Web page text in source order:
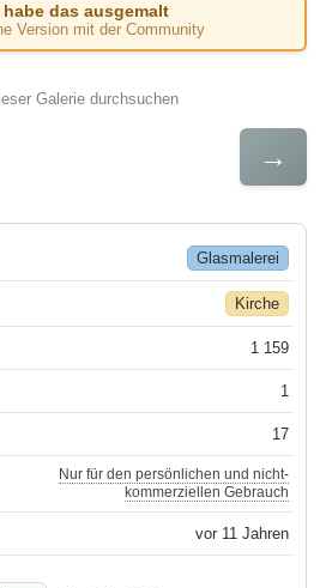
habe das ausgemalt
Version mit der Community
Galerie durchsuchen
→
Glasmalerei
Kirche
1 159
1
17
Nur für den persönlichen und nicht-
kommerziellen Gebrauch
vor 11 Jahren